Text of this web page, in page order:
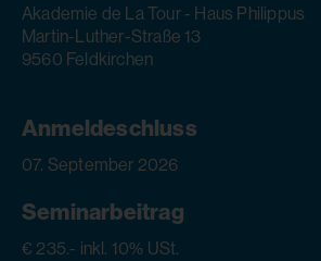
Akademie de La Tour - Haus Philippus
Martin-Luther-Straße 13
9560 Feldkirchen
Anmeldeschluss
07. September 2026
Seminarbeitrag
€ 235.- inkl. 10% USt.